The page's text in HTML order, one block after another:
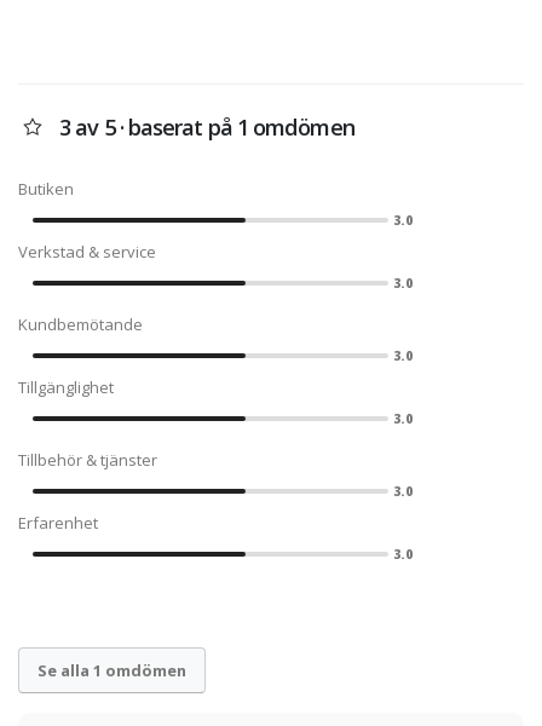
3 av 5 · baserat på 1 omdömen
Butiken
3.0
Verkstad & service
3.0
Kundbemötande
3.0
Tillgänglighet
3.0
Tillbehör & tjänster
3.0
Erfarenhet
3.0
Se alla 1 omdömen